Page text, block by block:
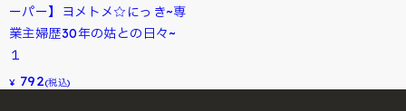
ーパー】ヨメトメ☆にっき~専
業主婦歴30年の姑との日々~
１
¥ 792(税込)